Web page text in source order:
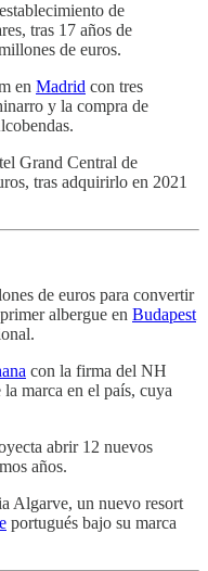
de
tras 17 años de
de euros.
en Madrid con tres
y la compra de
Grand Central de
tras adquirirlo en 2021
de euros para convertir
albergue en Budapest
con la firma del NH
marca en el país, cuya
abrir 12 nuevos
años.
Algarve, un nuevo resort
portugués bajo su marca